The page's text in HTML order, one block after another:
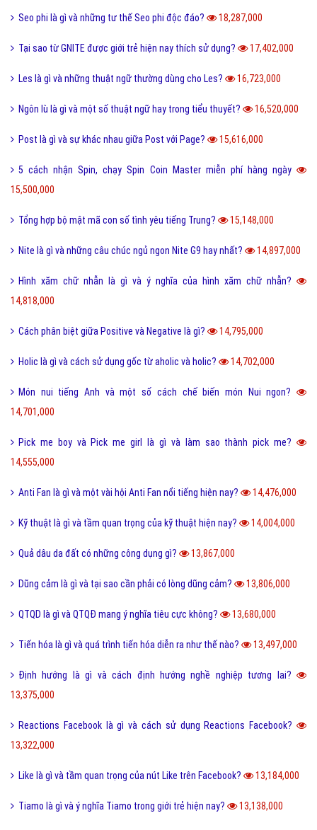
Seo phi là gì và những tư thế Seo phi độc đáo? 18,287,000
Tại sao từ GNITE được giới trẻ hiện nay thích sử dụng? 17,402,000
Les là gì và những thuật ngữ thường dùng cho Les? 16,723,000
Ngôn lù là gì và một số thuật ngữ hay trong tiểu thuyết? 16,520,000
Post là gì và sự khác nhau giữa Post với Page? 15,616,000
5 cách nhận Spin, chạy Spin Coin Master miễn phí hàng ngày
15,500,000
Tổng hợp bộ mật mã con số tình yêu tiếng Trung? 15,148,000
Nite là gì và những câu chúc ngủ ngon Nite G9 hay nhất? 14,897,000
Hình xăm chữ nhẫn là gì và ý nghĩa của hình xăm chữ nhẫn?
14,818,000
Cách phân biệt giữa Positive và Negative là gì? 14,795,000
Holic là gì và cách sử dụng gốc từ aholic và holic? 14,702,000
Món nui tiếng Anh và một số cách chế biến món Nui ngon?
14,701,000
Pick me boy và Pick me girl là gì và làm sao thành pick me?
14,555,000
Anti Fan là gì và một vài hội Anti Fan nổi tiếng hiện nay? 14,476,000
Kỹ thuật là gì và tầm quan trọng của kỹ thuật hiện nay? 14,004,000
Quả dâu da đất có những công dụng gì? 13,867,000
Dũng cảm là gì và tại sao cần phải có lòng dũng cảm? 13,806,000
QTQD là gì và QTQĐ mang ý nghĩa tiêu cực không? 13,680,000
Tiến hóa là gì và quá trình tiến hóa diễn ra như thế nào? 13,497,000
Định hướng là gì và cách định hướng nghề nghiệp tương lai?
13,375,000
Reactions Facebook là gì và cách sử dụng Reactions Facebook?
13,322,000
Like là gì và tầm quan trọng của nút Like trên Facebook? 13,184,000
Tiamo là gì và ý nghĩa Tiamo trong giới trẻ hiện nay? 13,138,000